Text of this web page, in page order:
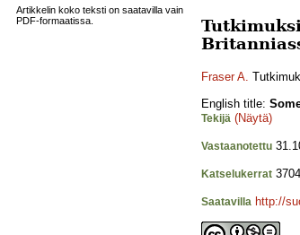
Artikkelin koko teksti on saatavilla vain
PDF-formaatissa.
Fraser A.
English title:
Tekijä (Näytä)
Vastaanotettu
Katselukerrat 3704
Saatavilla http://